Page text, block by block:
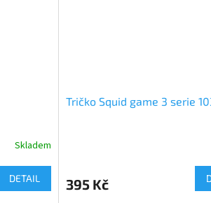
Skladem
DETAIL
Tričko Squid game 3 serie
je
395 Kč